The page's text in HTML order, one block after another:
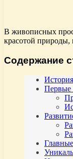
В живописных
красотой природы,
Содержание
Первые